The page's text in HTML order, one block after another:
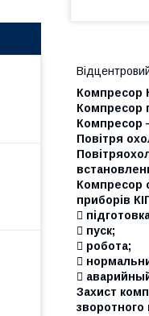
Компресор
Компресор
Компресор
Повітря
Компресор
приборів

 пуск;
 робота;


Захист
зворотного